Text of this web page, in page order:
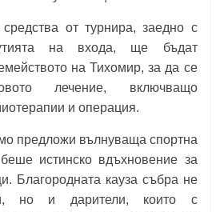
от турнира, заедно с
на входа, ще бъдат
на Тихомир, за да се
лечение, включващо
и операция.
предложи вълнуваща спортна
истинско вдъхновение за
Благородната кауза събра не
но и дарители, които с